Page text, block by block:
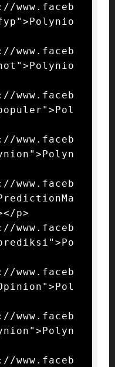
www.faceb
www.faceb
www.faceb
www.faceb
www.faceb
p>
www.faceb
www.faceb
www.faceb
www.faceb